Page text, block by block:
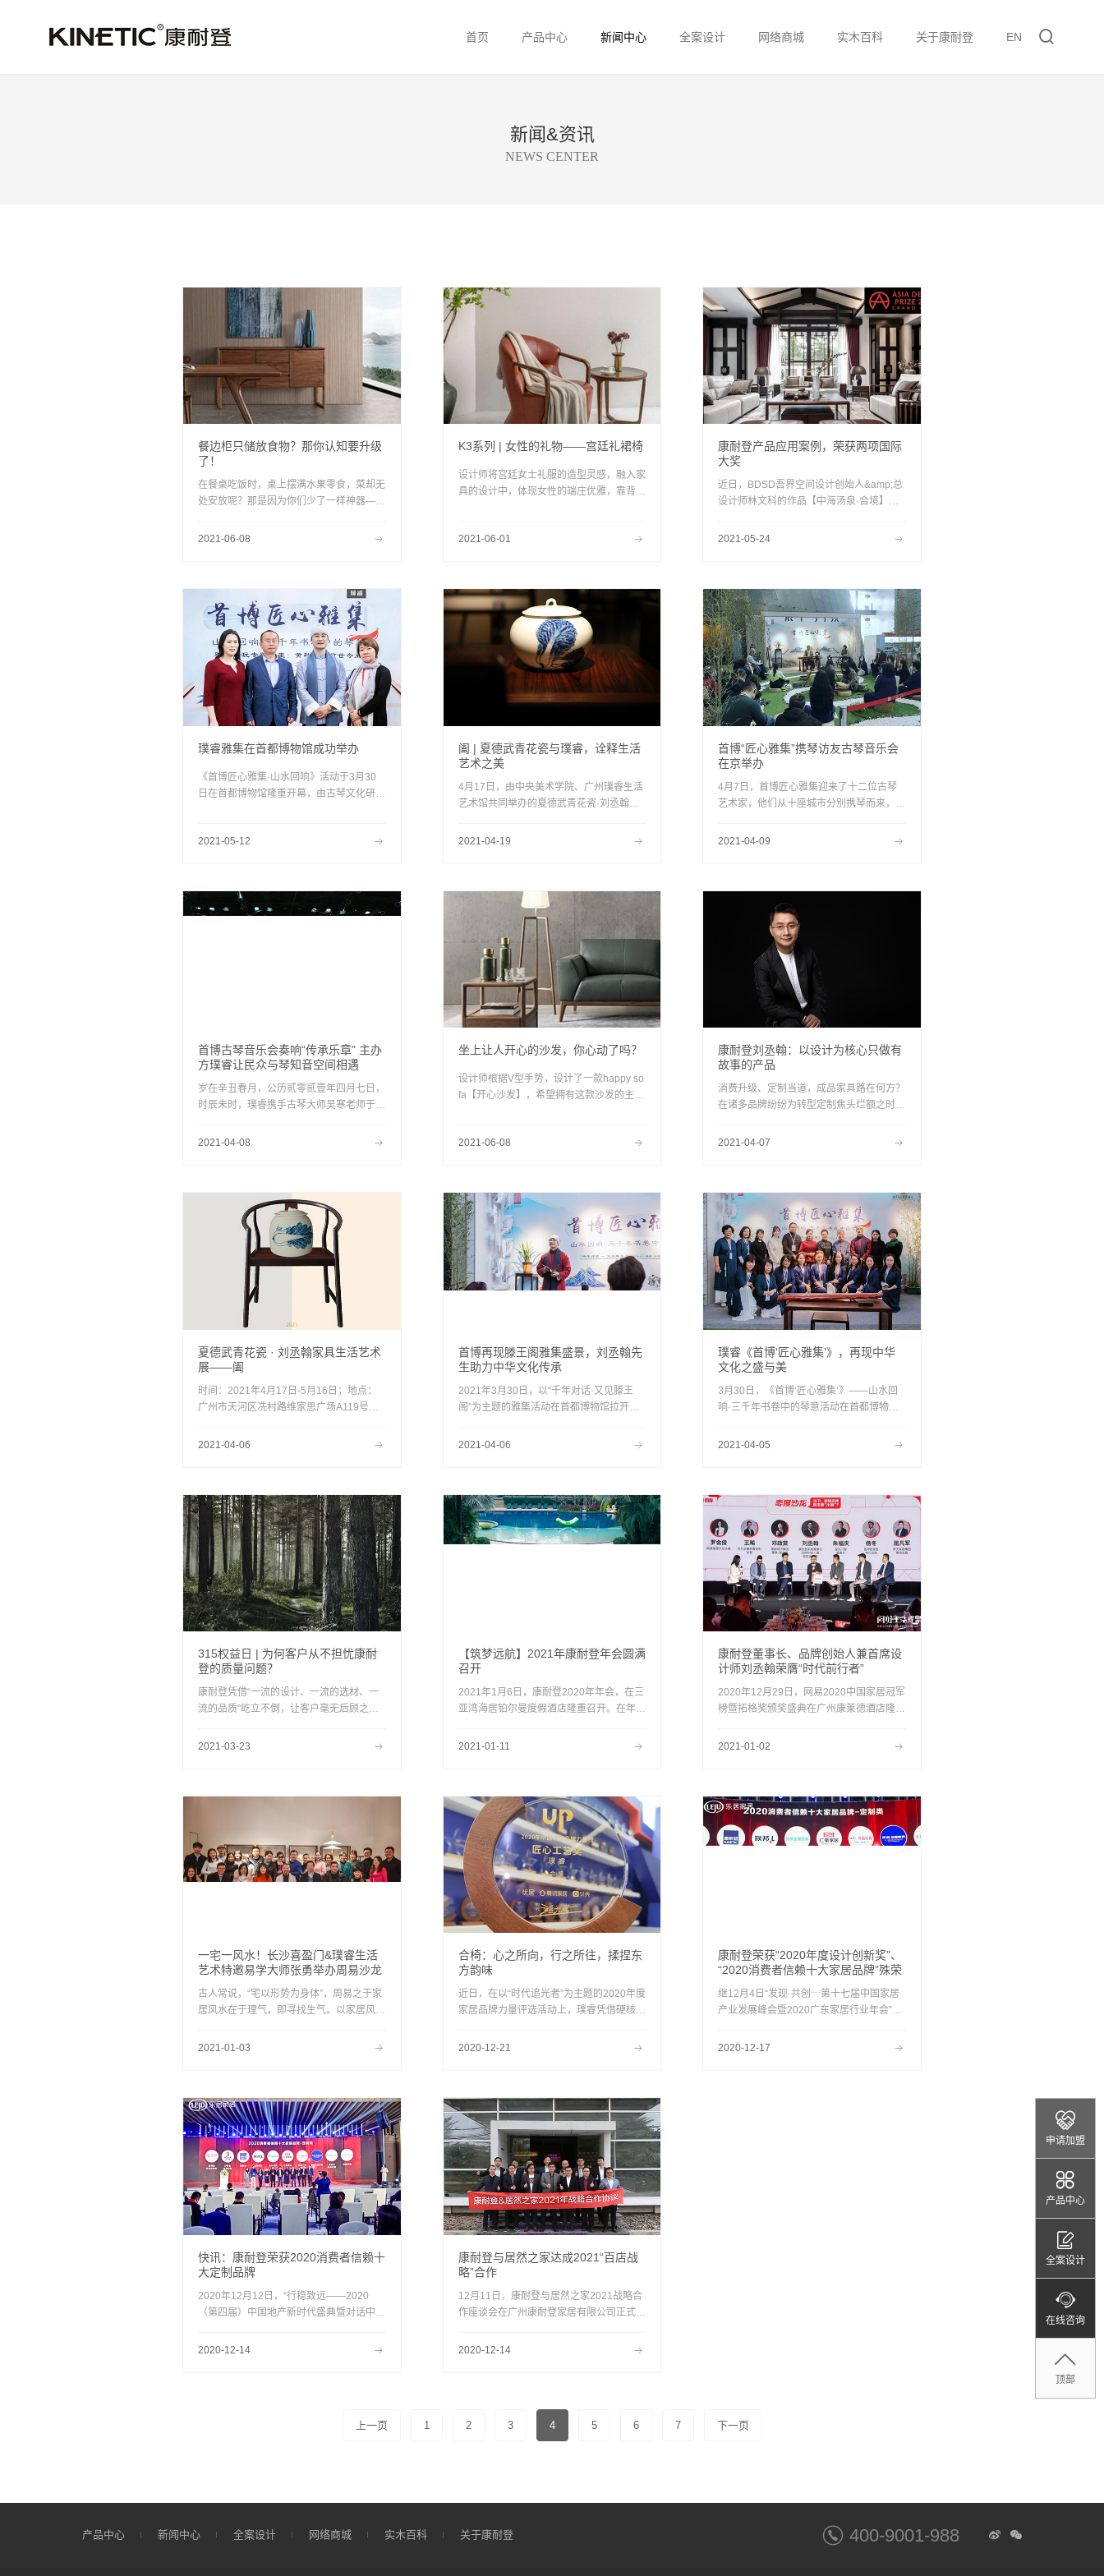
首页 产品中心 新闻中心 全案设计 网络商城 实木百科 关于康耐登 EN
新闻&资讯
NEWS CENTER
餐边柜只储放食物？那你认知要升级
了！
在餐桌吃饭时，桌上摆满水果零食，菜却无
处安放呢？那是因为你们少了一样神器——
实用与美学的担当！
2021-06-08
K3系列 | 女性的礼物——宫廷礼裙椅
设计师将宫廷女士礼服的造型灵感，融入家
具的设计中，体现女性的端庄优雅，靠背设
姿.......
2021-06-01
康耐登产品应用案例，荣获两项国际
大奖
近日，BDSD吾界空间设计创始人&amp;总
设计师林文科的作品【中海汤泉·合境】荣
奖两项国际奖，其中案例产品均应用了康耐
2021-05-24
璞睿雅集在首都博物馆成功举办
《首博匠心雅集·山水回响》活动于3月30
日在首都博物馆隆重开幕，由古琴文化研究
担任场景总设计师。期间如火如荼地举办了
2021-05-12
阖 | 夏德武青花瓷与璞睿，诠释生活
艺术之美
4月17日，由中央美术学院、广州璞睿生活
艺术馆共同举办的夏德武青花瓷·刘丞翰家
场开幕！现场嘉宾云集，共同见证这场千年
2021-04-19
首博“匠心雅集”携琴访友古琴音乐会
在京举办
4月7日，首博匠心雅集迎来了十二位古琴
艺术家，他们从十座城市分別携琴而来，共
有千年传统的&quot;携琴访友”文会活动。
2021-04-09
首博古琴音乐会奏响“传承乐章” 主办
方璞睿让民众与琴知音空间相遇
岁在辛丑春月，公历贰零贰壹年四月七日，
时辰未时，璞睿携手古琴大师吴寒老师于首
访友古琴音乐会”，同时联合来自10个城市
漓的古琴音乐会。偌大的音乐厅里针落有
声，听众感受琴弦的浅吟低唱。众雅琴为
首，四季春为先，与君共赏琴书之乐！
2021-04-08
坐上让人开心的沙发，你心动了吗？
设计师根据V型手势，设计了一款happy so
fa【开心沙发】，希望拥有这款沙发的主
2021-06-08
康耐登刘丞翰：以设计为核心只做有
故事的产品
消费升级、定制当道，成品家具路在何方？
在诸多品牌纷纷为转型定制焦头烂额之时，
以原创设计为核心竞争力，赋予每一款产品
的一句话，揭示出一个老板兼设计师的独有
经营之道。
2021-04-07
夏德武青花瓷 · 刘丞翰家具生活艺术
展——阖
时间：2021年4月17日-5月16日；地点：
广州市天河区冼村路维家思广场A119号；
馆；开幕式酒会：2021年4月17日下午3时
2021-04-06
首博再现滕王阁雅集盛景，刘丞翰先
生助力中华文化传承
2021年3月30日，以“千年对话·又见滕王
阁”为主题的雅集活动在首都博物馆拉开帷
称“璞睿”）与北京首博文化发展有限公司、
会长海月、北京古琴文化研究会常务副会长
韩杰、中国传统文化促进会古琴委员会委员
梁慧君、江西省古琴学会副会长赵梦瑶、江
2021-04-06
璞睿《首博‘匠心雅集’》，再现中华
文化之盛与美
3月30日，《首博‘匠心雅集’》——山水回
响·三千年书卷中的琴意活动在首都博物馆
水回响•三千年书卷中的琴意活动以“琴棋书
蕴，极为独树一帜。
2021-04-05
315权益日 | 为何客户从不担忧康耐
登的质量问题？
康耐登凭借“一流的设计、一流的选材、一
流的品质”屹立不倒，让客户毫无后顾之
场上一大批“死忠粉”。
2021-03-23
【筑梦远航】2021年康耐登年会圆满
召开
2021年1月6日，康耐登2020年年会，在三
亚湾海居铂尔曼度假酒店隆重召开。在年会
各地的几百位门店老总，在享受愉快假期的
2021-01-11
康耐登董事长、品牌创始人兼首席设
计师刘丞翰荣膺“时代前行者”
2020年12月29日，网易2020中国家居冠军
榜暨拓格奖颁奖盛典在广州康莱德酒店隆重
计师刘丞翰先生受邀出席，并荣膺“时代前
2021-01-02
一宅一风水！长沙喜盈门&璞睿生活
艺术特邀易学大师张勇举办周易沙龙
古人常说，“宅以形势为身体”，周易之于家
居风水在于理气，即寻找生气。以家居风水
会分享会，目的在于通过风水大师张勇先生
2021-01-03
合椅：心之所向，行之所往，揉捏东
方韵味
近日，在以“时代追光者”为主题的2020年度
家居品牌力量评选活动上，璞睿凭借硬核产
力的表现，荣膺“匠心工艺奖”。
2020-12-21
康耐登荣获“2020年度设计创新奖”、
“2020消费者信赖十大家居品牌”殊荣
继12月4日“发现·共创┄第十七届中国家居
产业发展峰会暨2020广东家居行业年会”
之后，12月12日，在由乐居家居、新浪家
2020-12-17
快讯：康耐登荣获2020消费者信赖十
大定制品牌
2020年12月12日，“行稳致远——2020
（第四届）中国地产新时代盛典暨对话中国
会展中心举行，上千位来自地产、家居、物
2020-12-14
康耐登与居然之家达成2021“百店战
略”合作
12月11日，康耐登与居然之家2021战略合
作座谈会在广州康耐登家居有限公司正式召
IP合作权益、深度市场拓进等领域进行深度
2020-12-14
上一页 1 2 3 4 5 6 7 下一页
产品中心 新闻中心 全案设计 网络商城 实木百科 关于康耐登 400-9001-988
申请加盟
产品中心
全案设计
在线咨询
顶部